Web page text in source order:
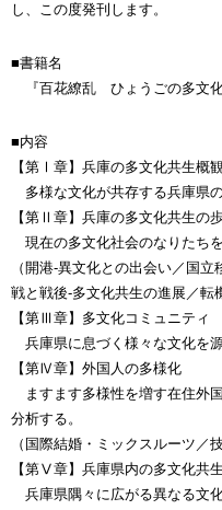
し、この度発刊します。
■書籍名
『百花繚乱 ひょうごの多文化
■内容
【第Ⅰ章】兵庫の多文化共生概
多様な文化が共存する兵庫県
【第Ⅱ章】兵庫の多文化共生の
現在の多文化社会のなりたち
（開港-異文化との出会い／国
戦と戦後-多文化共生の進展／転
【第Ⅲ章】多文化コミュニティ
兵庫県に息づく様々な文化を
【第Ⅳ章】外国人の多様化
ますます多様性を増す在住外
分析する。
（国際結婚・ミックスルーツ／
【第Ⅴ章】兵庫県内の多文化共
兵庫県隅々に広がる異なる文